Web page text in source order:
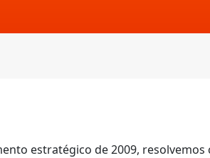
estratégico de 2009,